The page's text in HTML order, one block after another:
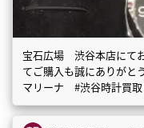
宝石広場 渋谷本店にて
てご購入も誠にありが
マリーナ #渋谷時計買取